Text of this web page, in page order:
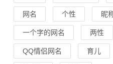
网名 个性 昵
一个字的网名 两性
QQ情侣网名 育儿